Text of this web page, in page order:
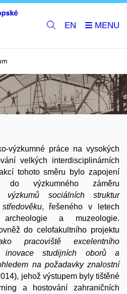
EN
výzkumné práce na vysokých
velkých interdisciplinárních
tohoto směru bylo zapojení
do výzkumného záměru
výzkumů sociálních struktur
, řešeného v letech
a muzeologie.
do celofakultního projektu
pracoviště excelentního
inovace studijních oborů a
na požadavky znalostní
jehož výstupem byly tištěné
a hostování zahraničních